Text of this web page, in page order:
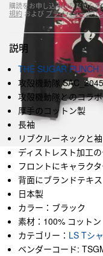
購読をお申し込みいただいた
規約 および プライバシーポリ
説明
THE SUGAR PUNCH
攻殻機動隊
攻殻機動隊とのコラ
厚手のコットン製
長袖
リブクルーネックと
ディストレスト加工
フロントにキャラク
背面にブランドテキ
日本製
カラー：ブラック
素材：100% コットン
カテゴリー： LS Tシ
ベンダーコード: